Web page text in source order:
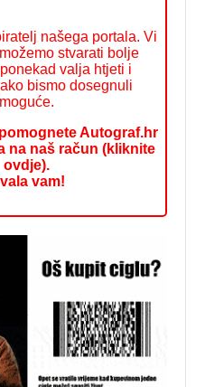
našega portala. Vi
stvarati bolje
valja htjeti i
bismo dosegnuli
moguće.
Autograf.hr
na naš račun (kliknite
ovdje).
vam!